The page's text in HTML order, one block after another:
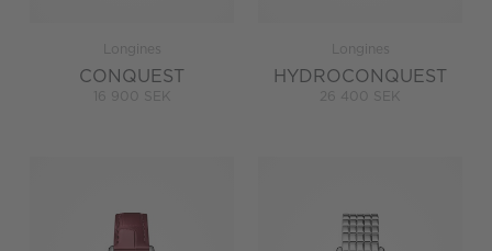
Longines
CONQUEST
16 900 SEK
Longines
HYDROCONQUEST
26 400 SEK